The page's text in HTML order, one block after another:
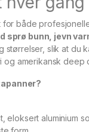
både
sprø bunn, jevn
størrelser, slik at du
amerikansk deep
eloksert aluminium